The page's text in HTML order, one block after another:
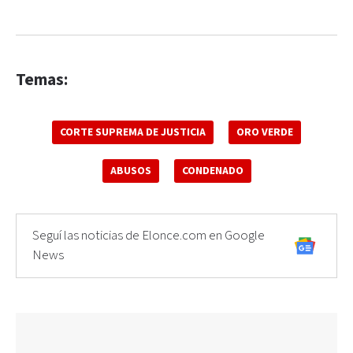
Temas:
CORTE SUPREMA DE JUSTICIA ORO VERDE
ABUSOS CONDENADO
Seguí las noticias de Elonce.com en Google
News